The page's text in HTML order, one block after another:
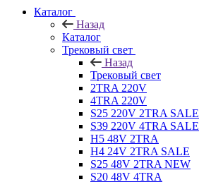
Каталог
Назад
Каталог
Трековый свет
Назад
Трековый свет
2TRA 220V
4TRA 220V
S25 220V 2TRA SALE
S39 220V 4TRA SALE
H5 48V 2TRA
H4 24V 2TRA SALE
S25 48V 2TRA NEW
S20 48V 4TRA